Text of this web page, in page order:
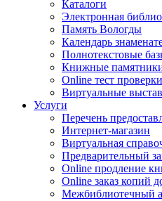
Каталоги
Электронная
Память Вологды
Календарь
Полнотекстовые
Книжные
Online тест
Виртуальные
Услуги
Перечень
Интернет-магазин
Виртуальная
Предварительный
Online продление
Online заказ копий
Межбиблиотечный